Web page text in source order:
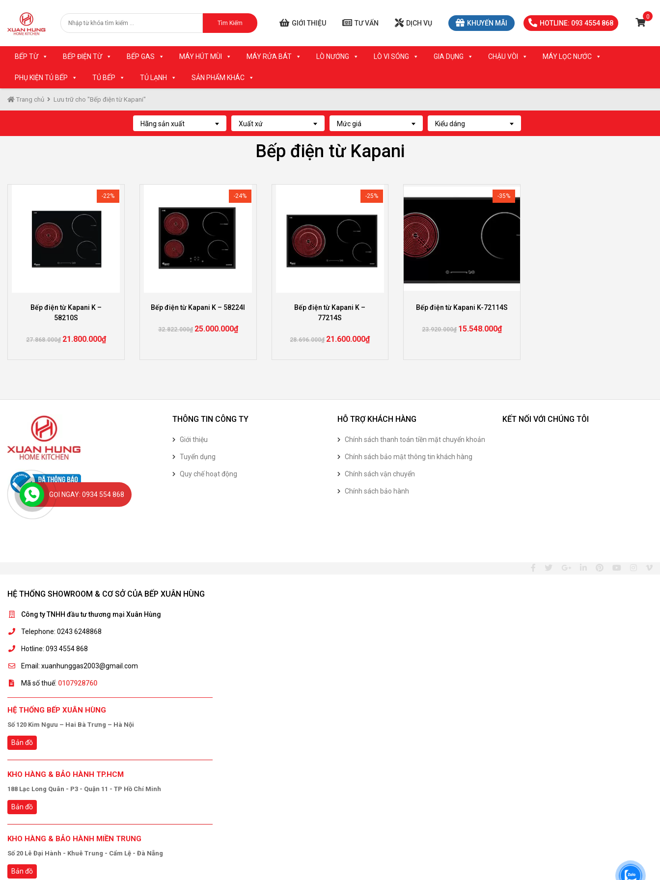
Tìm Kiếm GIỚI THIỆU TƯ VẤN DỊCH VỤ KHUYẾN MÃI HOTLINE: 093 4554 868
0
BẾP TỪ BẾP ĐIỆN TỪ BẾP GAS MÁY HÚT MÙI MÁY RỬA BÁT LÒ NƯỚNG LÒ VI SÓNG GIA DỤNG CHẬU VÒI MÁY LỌC NƯỚC
PHỤ KIỆN TỦ BẾP TỦ BẾP TỦ LẠNH SẢN PHẨM KHÁC
Trang chủ Lưu trữ cho "Bếp điện từ Kapani"
Hãng sản xuất Xuất xứ Mức giá Kiểu dáng
Bếp điện từ Kapani
-22%
Bếp điện từ Kapani K –
58210S
27.868.000₫ 21.800.000₫
-24%
Bếp điện từ Kapani K – 58224I
32.822.000₫ 25.000.000₫
-25%
Bếp điện từ Kapani K –
77214S
28.696.000₫ 21.600.000₫
-35%
Bếp điện từ Kapani K-72114S
23.920.000₫ 15.548.000₫
THÔNG TIN CÔNG TY
Giới thiệu
Tuyển dụng
Quy chế hoạt động
HỖ TRỢ KHÁCH HÀNG
Chính sách thanh toán tiền mặt chuyển khoản
Chính sách bảo mật thông tin khách hàng
Chính sách vận chuyển
Chính sách bảo hành
KẾT NỐI VỚI CHÚNG TÔI
HỆ THỐNG SHOWROOM & CƠ SỞ CỦA BẾP XUÂN HÙNG
Công ty TNHH đầu tư thương mại Xuân Hùng
Telephone: 0243 6248868
Hotline: 093 4554 868
Email: xuanhunggas2003@gmail.com
Mã số thuế: 0107928760
HỆ THỐNG BẾP XUÂN HÙNG
Số 120 Kim Ngưu – Hai Bà Trưng – Hà Nội
Bản đồ
KHO HÀNG & BẢO HÀNH TP.HCM
188 Lạc Long Quân - P3 - Quận 11 - TP Hồ Chí Minh
Bản đồ
KHO HÀNG & BẢO HÀNH MIỀN TRUNG
Số 20 Lê Đại Hành - Khuê Trung - Cẩm Lệ - Đà Nẵng
Bản đồ
GỌI NGAY: 0934 554 868